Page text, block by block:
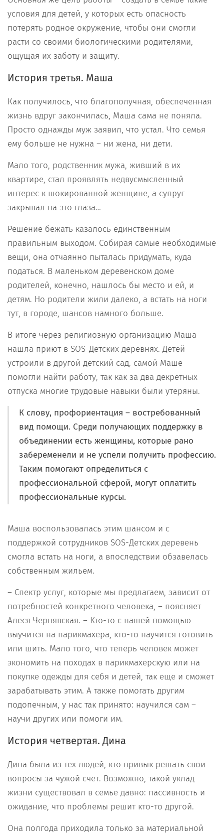
условия для детей, у которых есть опасность
потерять родное окружение, чтобы они смогли
расти со своими биологическими родителями,
ощущая их заботу и защиту.
История третья. Маша
Как получилось, что благополучная, обеспеченная
жизнь вдруг закончилась, Маша сама не поняла.
Просто однажды муж заявил, что устал. Что семья
ему больше не нужна – ни жена, ни дети.
Мало того, родственник мужа, живший в их
квартире, стал проявлять недвусмысленный
интерес к шокированной женщине, а супруг
закрывал на это глаза…
Решение бежать казалось единственным
правильным выходом. Собирая самые необходимые
вещи, она отчаянно пыталась придумать, куда
податься. В маленьком деревенском доме
родителей, конечно, нашлось бы место и ей, и
детям. Но родители жили далеко, а встать на ноги
тут, в городе, шансов намного больше.
В итоге через религиозную организацию Маша
нашла приют в SOS-Детских деревнях. Детей
устроили в другой детский сад, самой Маше
помогли найти работу, так как за два декретных
отпуска многие трудовые навыки были утеряны.
К слову, профориентация – востребованный
вид помощи. Среди получающих поддержку в
объединении есть женщины, которые рано
забеременели и не успели получить профессию.
Таким помогают определиться с
профессиональной сферой, могут оплатить
профессиональные курсы.
Маша воспользовалась этим шансом и с
поддержкой сотрудников SOS-Детских деревень
смогла встать на ноги, а впоследствии обзавелась
собственным жильем.
– Спектр услуг, которые мы предлагаем, зависит от
потребностей конкретного человека, – поясняет
Алеся Чернявская. – Кто-то с нашей помощью
выучится на парикмахера, кто-то научится готовить
или шить. Мало того, что теперь человек может
экономить на походах в парикмахерскую или на
покупке одежды для себя и детей, так еще и сможет
зарабатывать этим. А также помогать другим
подопечным, у нас так принято: научился сам –
научи других или помоги им.
История четвертая. Дина
Дина была из тех людей, кто привык решать свои
вопросы за чужой счет. Возможно, такой уклад
жизни существовал в семье давно: пассивность и
ожидание, что проблемы решит кто-то другой.
Она полгода приходила только за материальной